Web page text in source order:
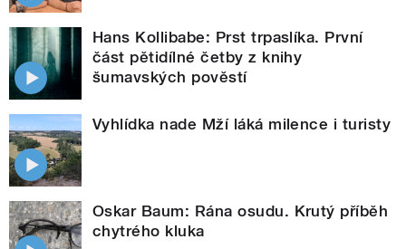
Hans Kollibabe: Prst trpaslíka. První
část pětidílné četby z knihy
šumavských pověstí
Vyhlídka nade Mží láká milence i turisty
Oskar Baum: Rána osudu. Krutý příběh
chytrého kluka